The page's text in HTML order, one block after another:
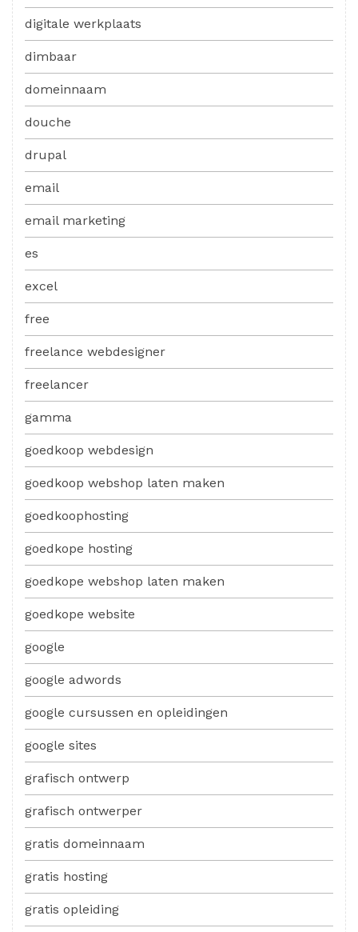
digitale werkplaats
dimbaar
domeinnaam
douche
drupal
email
email marketing
es
excel
free
freelance webdesigner
freelancer
gamma
goedkoop webdesign
goedkoop webshop laten maken
goedkoophosting
goedkope hosting
goedkope webshop laten maken
goedkope website
google
google adwords
google cursussen en opleidingen
google sites
grafisch ontwerp
grafisch ontwerper
gratis domeinnaam
gratis hosting
gratis opleiding